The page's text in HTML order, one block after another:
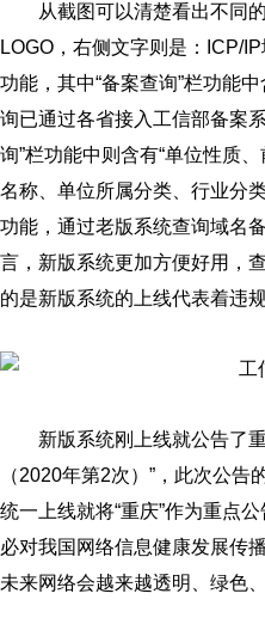
从截图可以清楚看出不同
LOGO，右侧文字则是：ICP/
功能，其中“备案查询”栏功能
询已通过各省接入工信部备案
询”栏功能中则含有“单位性质
名称、单位所属分类、行业分
功能，通过老版系统查询域名
言，新版系统更加方便好用，
的是新版系统的上线代表着违
新版系统刚上线就公告了
（2020年第2次）”，此次公
统一上线就将“重庆”作为重点
必对我国网络信息健康发展传
未来网络会越来越透明、绿色